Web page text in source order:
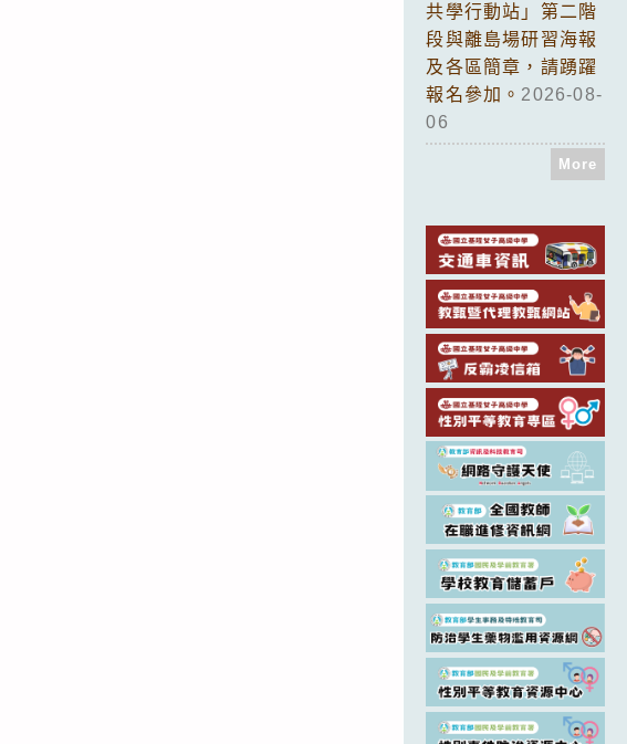
共學行動站」第二階
段與離島場研習海報
及各區簡章，請踴躍
報名參加。 2026-08-
06
More